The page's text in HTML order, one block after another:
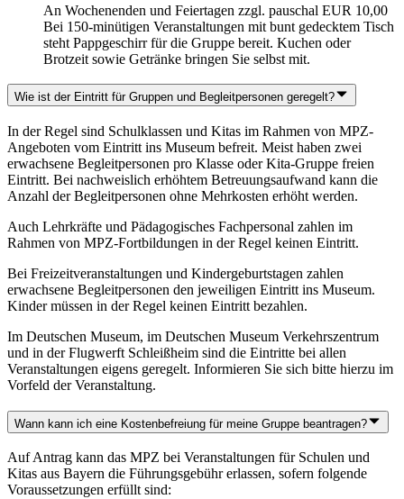
An Wochenenden und Feiertagen zzgl. pauschal EUR 10,00
Bei 150-minütigen Veranstaltungen mit bunt gedecktem Tisch
steht Pappgeschirr für die Gruppe bereit. Kuchen oder
Brotzeit sowie Getränke bringen Sie selbst mit.
Wie ist der Eintritt für Gruppen und Begleitpersonen geregelt?
In der Regel sind Schulklassen und Kitas im Rahmen von MPZ-
Angeboten vom Eintritt ins Museum befreit. Meist haben zwei
erwachsene Begleitpersonen pro Klasse oder Kita-Gruppe freien
Eintritt. Bei nachweislich erhöhtem Betreuungsaufwand kann die
Anzahl der Begleitpersonen ohne Mehrkosten erhöht werden.
Auch Lehrkräfte und Pädagogisches Fachpersonal zahlen im
Rahmen von MPZ-Fortbildungen in der Regel keinen Eintritt.
Bei Freizeitveranstaltungen und Kindergeburtstagen zahlen
erwachsene Begleitpersonen den jeweiligen Eintritt ins Museum.
Kinder müssen in der Regel keinen Eintritt bezahlen.
Im Deutschen Museum, im Deutschen Museum Verkehrszentrum
und in der Flugwerft Schleißheim sind die Eintritte bei allen
Veranstaltungen eigens geregelt. Informieren Sie sich bitte hierzu im
Vorfeld der Veranstaltung.
Wann kann ich eine Kostenbefreiung für meine Gruppe beantragen?
Auf Antrag kann das MPZ bei Veranstaltungen für Schulen und
Kitas aus Bayern die Führungsgebühr erlassen, sofern folgende
Voraussetzungen erfüllt sind: